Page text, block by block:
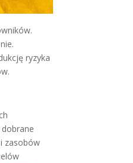
ryzyka
zasobów